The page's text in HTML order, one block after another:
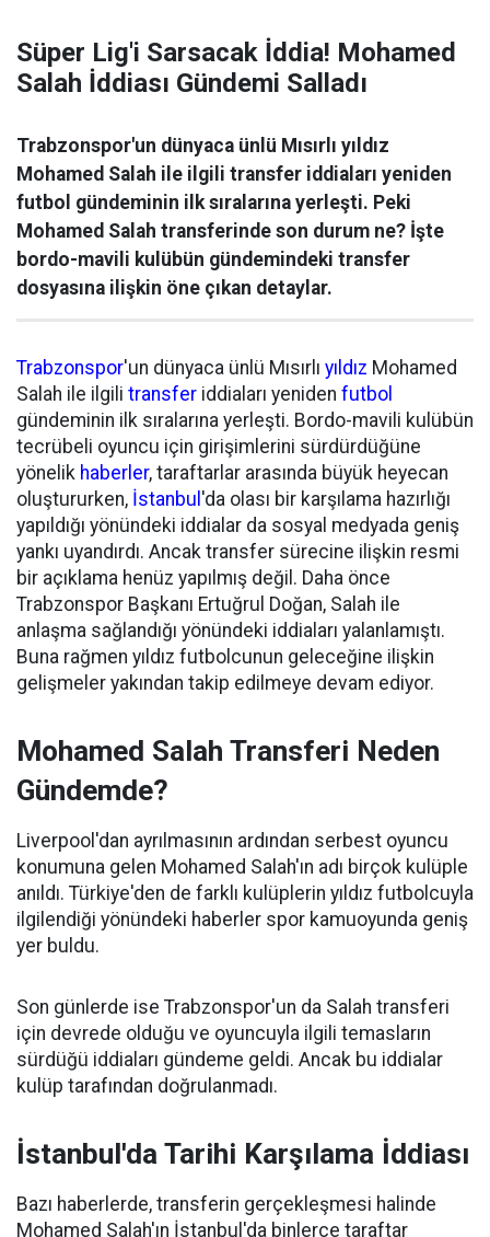
Süper Lig'i Sarsacak İddia! Mohamed
Salah İddiası Gündemi Salladı
Trabzonspor'un dünyaca ünlü Mısırlı yıldız
Mohamed Salah ile ilgili transfer iddiaları yeniden
futbol gündeminin ilk sıralarına yerleşti. Peki
Mohamed Salah transferinde son durum ne? İşte
bordo-mavili kulübün gündemindeki transfer
dosyasına ilişkin öne çıkan detaylar.
Trabzonspor'un dünyaca ünlü Mısırlı yıldız Mohamed
Salah ile ilgili transfer iddiaları yeniden futbol
gündeminin ilk sıralarına yerleşti. Bordo-mavili kulübün
tecrübeli oyuncu için girişimlerini sürdürdüğüne
yönelik haberler, taraftarlar arasında büyük heyecan
oluştururken, İstanbul 'da olası bir karşılama hazırlığı
yapıldığı yönündeki iddialar da sosyal medyada geniş
yankı uyandırdı. Ancak transfer sürecine ilişkin resmi
bir açıklama henüz yapılmış değil. Daha önce
Trabzonspor Başkanı Ertuğrul Doğan, Salah ile
anlaşma sağlandığı yönündeki iddiaları yalanlamıştı.
Buna rağmen yıldız futbolcunun geleceğine ilişkin
gelişmeler yakından takip edilmeye devam ediyor.
Mohamed Salah Transferi Neden
Gündemde?
Liverpool'dan ayrılmasının ardından serbest oyuncu
konumuna gelen Mohamed Salah'ın adı birçok kulüple
anıldı. Türkiye'den de farklı kulüplerin yıldız futbolcuyla
ilgilendiği yönündeki haberler spor kamuoyunda geniş
yer buldu.
Son günlerde ise Trabzonspor'un da Salah transferi
için devrede olduğu ve oyuncuyla ilgili temasların
sürdüğü iddiaları gündeme geldi. Ancak bu iddialar
kulüp tarafından doğrulanmadı.
İstanbul'da Tarihi Karşılama İddiası
Bazı haberlerde, transferin gerçekleşmesi halinde
Mohamed Salah'ın İstanbul'da binlerce taraftar